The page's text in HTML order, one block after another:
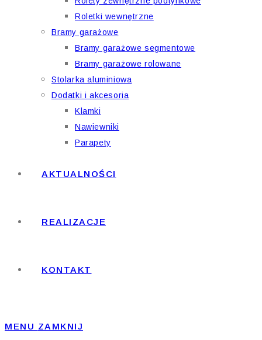
Roletki wewnętrzne
Bramy garażowe
Bramy garażowe segmentowe
Bramy garażowe rolowane
Stolarka aluminiowa
Dodatki i akcesoria
Klamki
Nawiewniki
Parapety
AKTUALNOŚCI
REALIZACJE
KONTAKT
MENU ZAMKNIJ